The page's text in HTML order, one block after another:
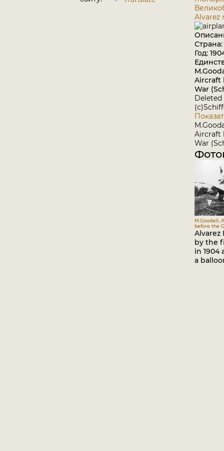
Alvarez
Год:
Aircraft
War
Aircraft
War
M.Goodall,
before the
Alvarez
by the
in
a